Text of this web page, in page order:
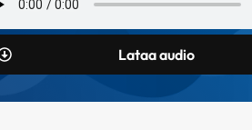
Lataa audio